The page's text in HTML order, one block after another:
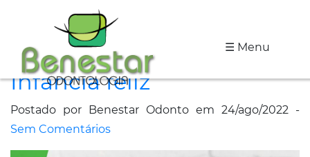
☰ Menu
A
Clínica
Especialidades
Tratamentos
Infância feliz
Postado por Benestar Odonto em 24/ago/2022 -
Sem Comentários